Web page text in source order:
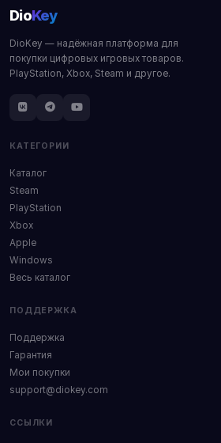
DioKey
DioKey — надёжная платформа для
покупки цифровых игровых товаров.
PlayStation, Xbox, Steam и другое.
КАТЕГОРИИ
Каталог
Steam
PlayStation
Xbox
Apple
Windows
Весь каталог
ПОДДЕРЖКА
Поддержка
Гарантия
Мои покупки
support@diokey.com
ССЫЛКИ